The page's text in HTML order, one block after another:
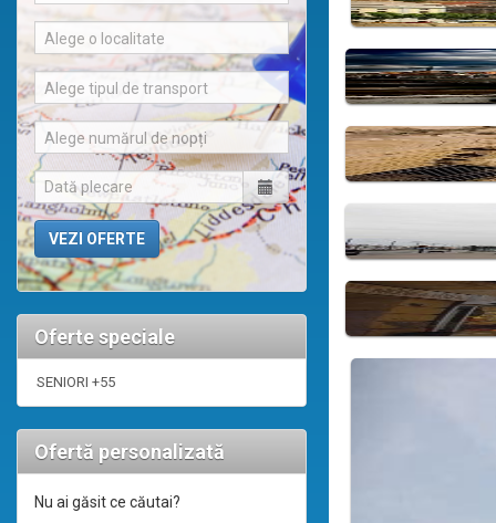
Alege o localitate
Alege tipul de transport
Alege numărul de nopți
Oferte speciale
SENIORI +55
Ofertă personalizată
Nu ai găsit ce căutai?